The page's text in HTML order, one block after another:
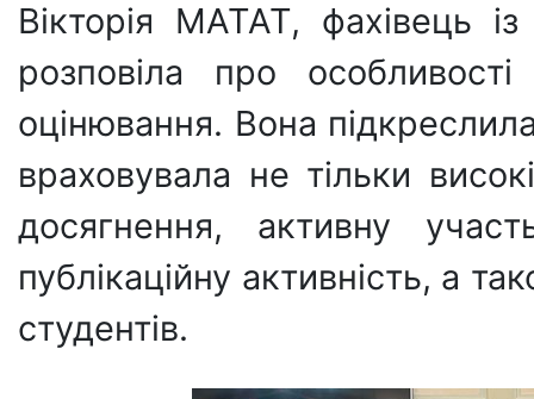
Вікторія МАТАТ, фахівець
розповіла про
оцінювання. Вона
враховувала не тільки
досягнення, активну
публікаційну активність, а
студентів.